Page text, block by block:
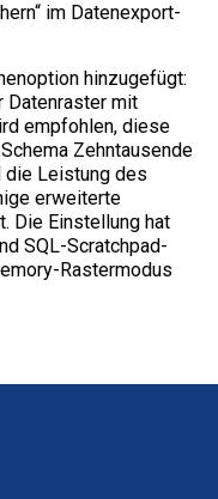
im Datenexport-
hinzugefügt:
Datenraster mit
empfohlen, diese
Zehntausende
die Leistung des
erweiterte
Die Einstellung hat
SQL-Scratchpad-
Rastermodus